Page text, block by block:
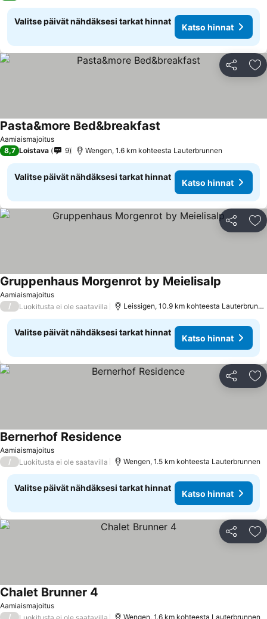
Valitse päivät nähdäksesi tarkat hinnat
Katso hinnat
Jaa
Aamiaismajoitus
Pasta&more Bed&breakfast
8,7 Loistava 9 Wengen, 1.6 km kohteesta Lauterbrunnen
Valitse päivät nähdäksesi tarkat hinnat
Katso hinnat
Jaa
Aamiaismajoitus
Gruppenhaus Morgenrot by Meielisalp
/ Luokitusta ei ole saatavilla Leissigen, 10.9 km kohteesta Lauterbrunnen
Valitse päivät nähdäksesi tarkat hinnat
Katso hinnat
Jaa
Aamiaismajoitus
Bernerhof Residence
/ Luokitusta ei ole saatavilla Wengen, 1.5 km kohteesta Lauterbrunnen
Valitse päivät nähdäksesi tarkat hinnat
Katso hinnat
Jaa
Aamiaismajoitus
Chalet Brunner 4
/ Luokitusta ei ole saatavilla Wengen, 1.6 km kohteesta Lauterbrunnen